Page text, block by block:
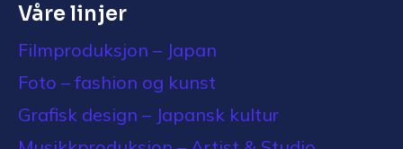
Våre linjer
Filmproduksjon – Japan
Foto – fashion og kunst
Grafisk design – Japansk kultur